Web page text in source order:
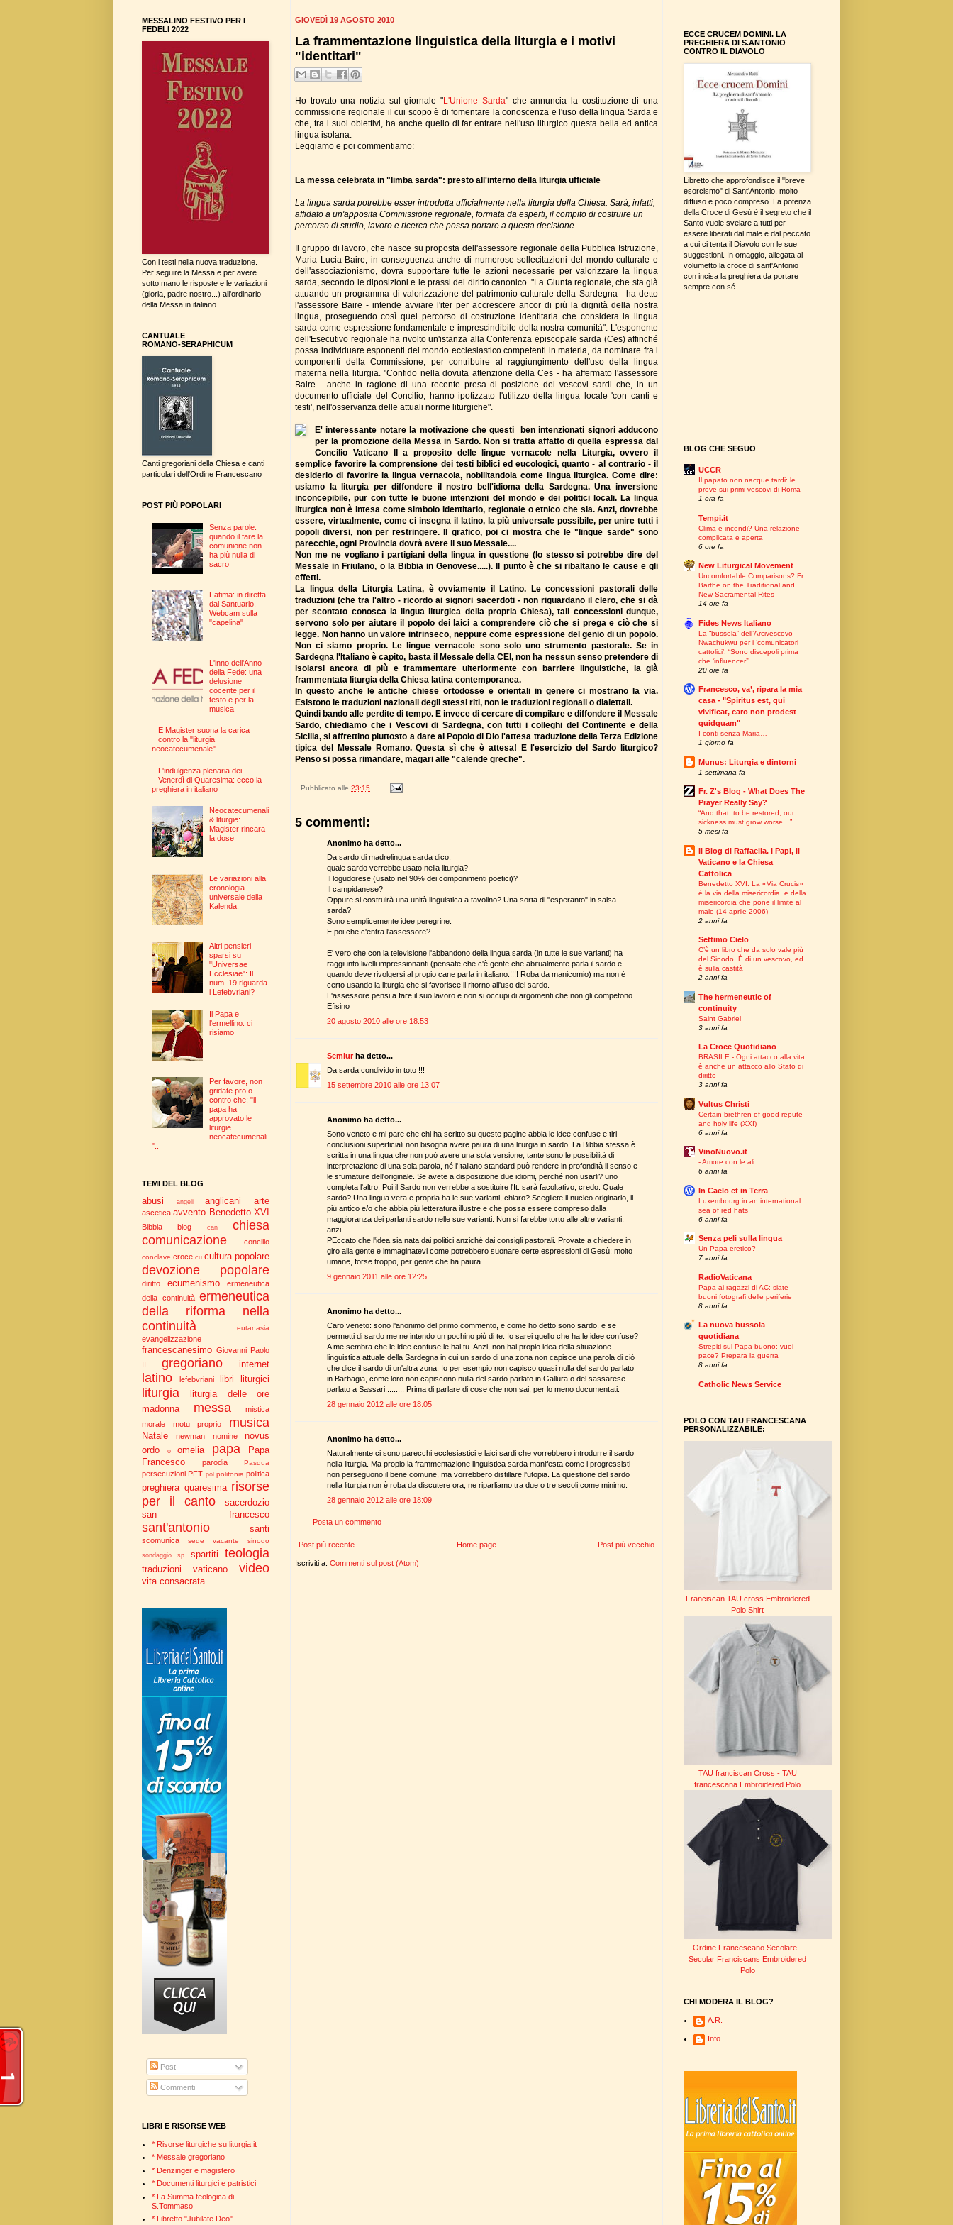
GIOVEDÌ 19 AGOSTO 2010
La frammentazione linguistica della liturgia e i motivi
"identitari"
Ho trovato una notizia sul giornale "L'Unione Sarda" che annuncia la costituzione di una
commissione regionale il cui scopo è di fomentare la conoscenza e l'uso della lingua Sarda e
che, tra i suoi obiettivi, ha anche quello di far entrare nell'uso liturgico questa bella ed antica
lingua isolana.
Leggiamo e poi commentiamo:
La messa celebrata in "limba sarda": presto all'interno della liturgia ufficiale
La lingua sarda potrebbe esser introdotta ufficialmente nella liturgia della Chiesa. Sarà, infatti,
affidato a un'apposita Commissione regionale, formata da esperti, il compito di costruire un
percorso di studio, lavoro e ricerca che possa portare a questa decisione.
Il gruppo di lavoro, che nasce su proposta dell'assessore regionale della Pubblica Istruzione,
Maria Lucia Baire, in conseguenza anche di numerose sollecitazioni del mondo culturale e
dell'associazionismo, dovrà supportare tutte le azioni necessarie per valorizzare la lingua
sarda, secondo le diposizioni e le prassi del diritto canonico. "La Giunta regionale, che sta già
attuando un programma di valorizzazione del patrimonio culturale della Sardegna - ha detto
l'assessore Baire - intende avviare l'iter per accrescere ancor di più la dignità della nostra
lingua, proseguendo così quel percorso di costruzione identitaria che considera la lingua
sarda come espressione fondamentale e imprescindibile della nostra comunità". L'esponente
dell'Esecutivo regionale ha rivolto un'istanza alla Conferenza episcopale sarda (Ces) affinché
possa individuare esponenti del mondo ecclesiastico competenti in materia, da nominare fra i
componenti della Commissione, per contribuire al raggiungimento dell'uso della lingua
materna nella liturgia. "Confido nella dovuta attenzione della Ces - ha affermato l'assessore
Baire - anche in ragione di una recente presa di posizione dei vescovi sardi che, in un
documento ufficiale del Concilio, hanno ipotizzato l'utilizzo della lingua locale 'con canti e
testi', nell'osservanza delle attuali norme liturgiche".
E' interessante notare la motivazione che questi ben intenzionati signori adducono
per la promozione della Messa in Sardo. Non si tratta affatto di quella espressa dal
Concilio Vaticano II a proposito delle lingue vernacole nella Liturgia, ovvero il
semplice favorire la comprensione dei testi biblici ed eucologici, quanto - al contrario - il
desiderio di favorire la lingua vernacola, nobilitandola come lingua liturgica. Come dire:
usiamo la liturgia per diffondere il nostro bell'idioma della Sardegna. Una inversione
inconcepibile, pur con tutte le buone intenzioni del mondo e dei politici locali. La lingua
liturgica non è intesa come simbolo identitario, regionale o etnico che sia. Anzi, dovrebbe
essere, virtualmente, come ci insegna il latino, la più universale possibile, per unire tutti i
popoli diversi, non per restringere. Il grafico, poi ci mostra che le "lingue sarde" sono
parecchie, ogni Provincia dovrà avere il suo Messale....
Non me ne vogliano i partigiani della lingua in questione (lo stesso si potrebbe dire del
Messale in Friulano, o la Bibbia in Genovese.....). Il punto è che si ribaltano le cause e gli
effetti.
La lingua della Liturgia Latina, è ovviamente il Latino. Le concessioni pastorali delle
traduzioni (che tra l'altro - ricordo ai signori sacerdoti - non riguardano il clero, che si dà
per scontato conosca la lingua liturgica della propria Chiesa), tali concessioni dunque,
servono solo per aiutare il popolo dei laici a comprendere ciò che si prega e ciò che si
legge. Non hanno un valore intrinseco, neppure come espressione del genio di un popolo.
Non ci siamo proprio. Le lingue vernacole sono solo uno strumento pastorale. Se in
Sardegna l'Italiano è capito, basta il Messale della CEI, non ha nessun senso pretendere di
isolarsi ancora di più e frammentare ulteriormente con barriere linguistiche, la già
frammentata liturgia della Chiesa latina contemporanea.
In questo anche le antiche chiese ortodosse e orientali in genere ci mostrano la via.
Esistono le traduzioni nazionali degli stessi riti, non le traduzioni regionali o dialettali.
Quindi bando alle perdite di tempo. E invece di cercare di compilare e diffondere il Messale
Sardo, chiediamo che i Vescovi di Sardegna, con tutti i colleghi del Continente e della
Sicilia, si affrettino piuttosto a dare al Popolo di Dio l'attesa traduzione della Terza Edizione
tipica del Messale Romano. Questa sì che è attesa! E l'esercizio del Sardo liturgico?
Penso si possa rimandare, magari alle "calende greche".
Pubblicato alle 23:15
5 commenti:
Anonimo ha detto...
Da sardo di madrelingua sarda dico:
quale sardo verrebbe usato nella liturgia?
Il logudorese (usato nel 90% dei componimenti poetici)?
Il campidanese?
Oppure si costruirà una unità linguistica a tavolino? Una sorta di "esperanto" in salsa
sarda?
Sono semplicemente idee peregrine.
E poi che c'entra l'assessore?
E' vero che con la televisione l'abbandono della lingua sarda (in tutte le sue varianti) ha
raggiunto livelli impressionanti (pensate che c'è gente che abitualmente parla il sardo e
quando deve rivolgersi al propio cane parla in italiano.!!!! Roba da manicomio) ma non è
certo usando la liturgia che si favorisce il ritorno all'uso del sardo.
L'assessore pensi a fare il suo lavoro e non si occupi di argomenti che non gli competono.
Efisino
20 agosto 2010 alle ore 18:53
Semiur ha detto...
Da sarda condivido in toto !!!
15 settembre 2010 alle ore 13:07
Anonimo ha detto...
Sono veneto e mi pare che chi ha scritto su queste pagine abbia le idee confuse e tiri
conclusioni superficiali.non bisogna avere paura di una liturgia in sardo. La Bibbia stessa è
scritta in una lingua che non può avere una sola versione, tante sono le possibilità di
interpretazione di una sola parola, né l'Italiano standard può rendere in profondità il senso e
le sfumature dell'originale. Se avete a disposizione due idiomi, perché non usarli? uno
completa l'altro. Poi il Sardo non verrebbe a sostituire l'It. sarà facoltativo, credo. Quale
sardo? Una lingua vera e propria ha le sue varianti, chiaro? Scegliete il nucleo originario, il
più antico e/o che abbia più letteratura illustre e che possa essere compreso dalla
maggioranza dei parlanti sardo nelle sue varianti. Non si farebbe torto alle altre varianti,
anzi.
PEccato che l'idea sia nata dai politici anziché dai consigli pastorali. Provate a chiedere in
giro alla gente e immaginatevi come potrebbero suonare certe espressioni di Gesù: molto
umane, forse troppo, per gente che ha paura.
9 gennaio 2011 alle ore 12:25
Anonimo ha detto...
Caro veneto: sono l'anonimo del primo commento, e come ho detto sono sardo. e se
permetti di sardo me ne intendo un pochino più di te. Io sarei quello che ha le idee confuse?
A me sembra che le idee confuse le hai tu. Anzi, non hai propio idea della situazione
linguistica attuale della Sardegna in cui un sardo di una zona non capisce una parola di ciò
che dice il sardo di un'altra zona. Io per esempio non capisco quasi nulla del sardo parlato
in Barbagia, come loro non capiscono nulla del sardo parlato in Gallura o del sassarese
parlato a Sassari......... Prima di parlare di cose che non sai, per lo meno documentati.
28 gennaio 2012 alle ore 18:05
Anonimo ha detto...
Naturalmente ci sono parecchi ecclesiastici e laici sardi che vorrebbero introdurre il sardo
nella liturgia. Ma propio la frammentazione linguistica sarda manifesta come i progressisti
non perseguono il bene comune, ma vorrebbero distillare l'utopia. La questione del sardo
nella liturgia non è roba da discutere ora; ne riparliamo tra due o tre secoli come minimo.
28 gennaio 2012 alle ore 18:09
Posta un commento
Post più recente Post più vecchio
Home page
Iscriviti a: Commenti sul post (Atom)
MESSALINO FESTIVO PER I
FEDELI 2022
Con i testi nella nuova traduzione.
Per seguire la Messa e per avere
sotto mano le risposte e le variazioni
(gloria, padre nostro...) all'ordinario
della Messa in italiano
CANTUALE
ROMANO-SERAPHICUM
Canti gregoriani della Chiesa e canti
particolari dell'Ordine Francescano
POST PIÙ POPOLARI
Senza parole:
quando il fare la
comunione non
ha più nulla di
sacro
Fatima: in diretta
dal Santuario.
Webcam sulla
"capelina"
L'inno dell'Anno
della Fede: una
delusione
cocente per il
testo e per la
musica
E Magister suona la carica
contro la "liturgia
neocatecumenale"
L'indulgenza plenaria dei
Venerdì di Quaresima: ecco la
preghiera in italiano
Neocatecumenali
& liturgie:
Magister rincara
la dose
Le variazioni alla
cronologia
universale della
Kalenda.
Altri pensieri
sparsi su
"Universae
Ecclesiae": Il
num. 19 riguarda
i Lefebvriani?
Il Papa e
l'ermellino: ci
risiamo
Per favore, non
gridate pro o
contro che: "il
papa ha
approvato le
liturgie
neocatecumenali
"..
TEMI DEL BLOG
abusi angeli anglicani arte
ascetica avvento Benedetto XVI
Bibbia blog can
chiesa
comunicazione
concilio
conclave croce cu cultura popolare
devozione popolare
diritto ecumenismo
ermeneutica
della continuità ermeneutica
della riforma nella
continuità
eutanasia
evangelizzazione
francescanesimo Giovanni Paolo
II
gregoriano internet
latino lefebvriani libri liturgici
liturgia
liturgia delle ore
madonna
messa
mistica
morale
motu proprio musica
Natale newman nomine
novus
ordo
o omelia papa
Papa
Francesco
parodia Pasqua
persecuzioni PFT pol polifonia politica
preghiera quaresima risorse
per il canto
sacerdozio
san francesco
sant'antonio santi
scomunica sede vacante sinodo
sondaggio sp spartiti teologia
traduzioni vaticano video
vita consacrata
Post
Commenti
LIBRI E RISORSE WEB
* Risorse liturgiche su liturgia.it
* Messale gregoriano
* Denzinger e magistero
* Documenti liturgici e patristici
* La Summa teologica di
S.Tommaso
* Libretto "Jubilate Deo"
ECCE CRUCEM DOMINI. LA
PREGHIERA DI S.ANTONIO
CONTRO IL DIAVOLO
Libretto che approfondisce il "breve
esorcismo" di Sant'Antonio, molto
diffuso e poco compreso. La potenza
della Croce di Gesù è il segreto che il
Santo vuole svelare a tutti per
essere liberati dal male e dal peccato
a cui ci tenta il Diavolo con le sue
suggestioni. In omaggio, allegata al
volumetto la croce di sant'Antonio
con incisa la preghiera da portare
sempre con sé
BLOG CHE SEGUO
UCCR
Il papato non nacque tardi: le
prove sui primi vescovi di Roma
1 ora fa
Tempi.it
Clima e incendi? Una relazione
complicata e aperta
6 ore fa
New Liturgical Movement
Uncomfortable Comparisons? Fr.
Barthe on the Traditional and
New Sacramental Rites
14 ore fa
Fides News Italiano
La “bussola” dell’Arcivescovo
Nwachukwu per i ‘comunicatori
cattolici’: “Sono discepoli prima
che ‘influencer’”
20 ore fa
Francesco, va’, ripara la mia
casa - "Spiritus est, qui
vivificat, caro non prodest
quidquam"
I conti senza Maria…
1 giorno fa
Munus: Liturgia e dintorni
1 settimana fa
Fr. Z's Blog - What Does The
Prayer Really Say?
“And that, to be restored, our
sickness must grow worse…”
5 mesi fa
Il Blog di Raffaella. I Papi, il
Vaticano e la Chiesa
Cattolica
Benedetto XVI: La «Via Crucis»
è la via della misericordia, e della
misericordia che pone il limite al
male (14 aprile 2006)
2 anni fa
Settimo Cielo
C’è un libro che da solo vale più
del Sinodo. È di un vescovo, ed
è sulla castità
2 anni fa
The hermeneutic of
continuity
Saint Gabriel
3 anni fa
La Croce Quotidiano
BRASILE - Ogni attacco alla vita
è anche un attacco allo Stato di
diritto
3 anni fa
Vultus Christi
Certain brethren of good repute
and holy life (XXI)
6 anni fa
VinoNuovo.it
- Amore con le ali
6 anni fa
In Caelo et in Terra
Luxembourg in an international
sea of red hats
6 anni fa
Senza peli sulla lingua
Un Papa eretico?
7 anni fa
RadioVaticana
Papa ai ragazzi di AC: siate
buoni fotografi delle periferie
8 anni fa
La nuova bussola
quotidiana
Strepiti sul Papa buono: vuoi
pace? Prepara la guerra
8 anni fa
Catholic News Service
POLO CON TAU FRANCESCANA
PERSONALIZZABILE:
Franciscan TAU cross Embroidered
Polo Shirt
TAU franciscan Cross - TAU
francescana Embroidered Polo
Ordine Francescano Secolare -
Secular Franciscans Embroidered
Polo
CHI MODERA IL BLOG?
A.R.
Info